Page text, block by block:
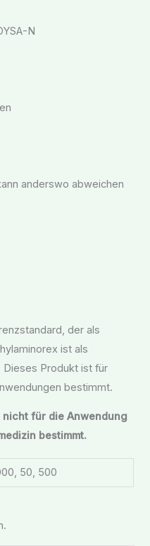
N
anderswo abweichen
der als
ist als
Dieses Produkt ist für
bestimmt.
nicht für die Anwendung
bestimmt.
50, 500